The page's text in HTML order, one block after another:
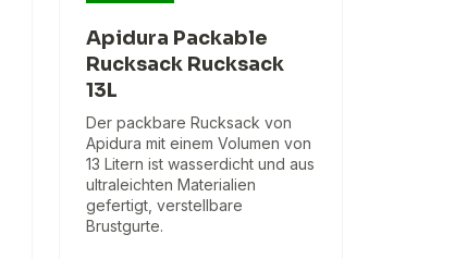
Apidura Packable
Rucksack Rucksack
13L
Der packbare Rucksack von
Apidura mit einem Volumen von
13 Litern ist wasserdicht und aus
ultraleichten Materialien
gefertigt, verstellbare
Brustgurte.